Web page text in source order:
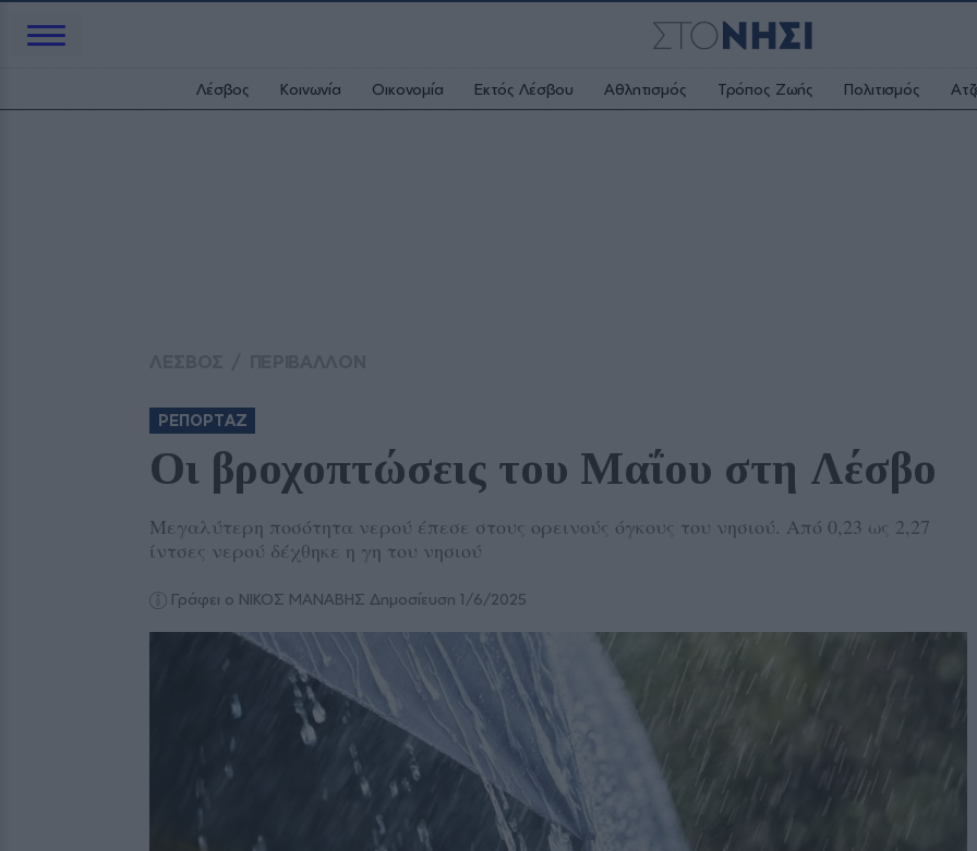
Λέσβος Κοινωνία Οικονομία Εκτός Λέσβου Αθλητισμός Τρόπος Ζωής Πολιτισμός
ΡΕΠΟΡΤΑΖ
Οι βροχοπτώσεις του Μαΐου στη Λέσβο
Μεγαλύτερη ποσότητα νερού έπεσε στους ορεινούς όγκους του νησιού. Από 0,23 ως 2,27
ίντσες νερού δέχθηκε η γη του νησιού
Γράφει ο ΝΙΚΟΣ ΜΑΝΑΒΗΣ Δημοσίευση 1/6/2025